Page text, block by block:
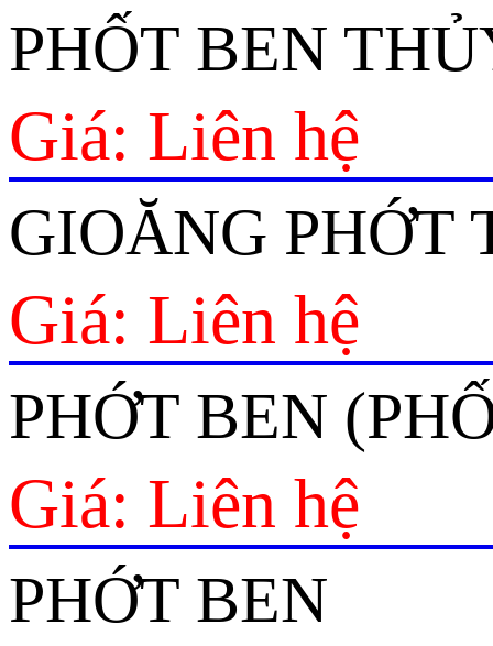
PHỐT BEN
Giá: Liên hệ
GIOĂNG PHỚT
Giá: Liên hệ
PHỚT BEN
Giá: Liên hệ
PHỚT BEN